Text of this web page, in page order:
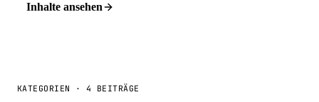
Inhalte ansehen
KATEGORIEN · 4 BEITRÄGE